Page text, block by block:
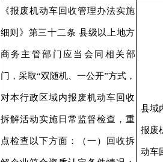
《报废机动车回收管理办法实施
细则》第三十二条 县级以上地方
商务主管部门应当会同相关部
门，采取“双随机、一公开”方式，
对本行政区域内报废机动车回收
拆解活动实施日常监督检查，重
点检查以下方面：（一）回收拆
县域
报废
动车